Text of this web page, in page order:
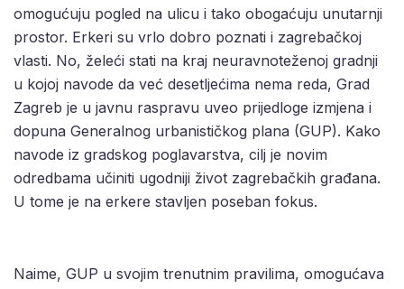
omogućuju pogled na ulicu i tako obogaćuju unutarnji
prostor. Erkeri su vrlo dobro poznati i zagrebačkoj
vlasti. No, želeći stati na kraj neuravnoteženoj gradnji
u kojoj navode da već desetljećima nema reda, Grad
Zagreb je u javnu raspravu uveo prijedloge izmjena i
dopuna Generalnog urbanističkog plana (GUP). Kako
navode iz gradskog poglavarstva, cilj je novim
odredbama učiniti ugodniji život zagrebačkih građana.
U tome je na erkere stavljen poseban fokus.
Naime, GUP u svojim trenutnim pravilima, omogućava